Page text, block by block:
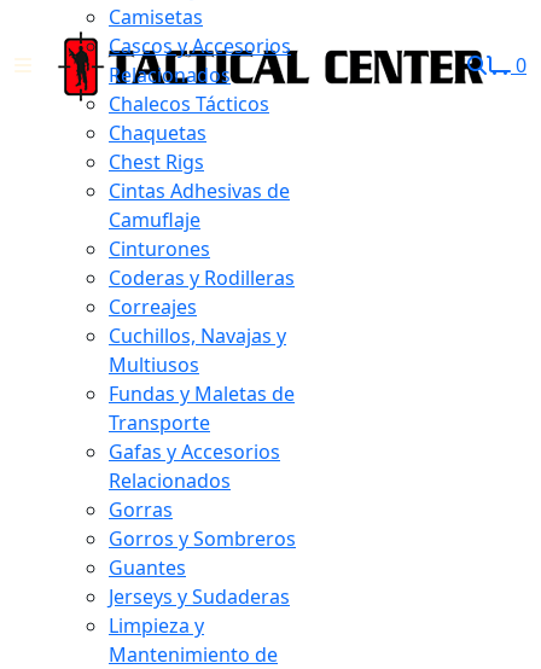
Camisetas
Cascos y Accesorios
Relacionados
Chalecos Tácticos
Chaquetas
Chest Rigs
Cintas Adhesivas de
Camuflaje
Cinturones
Coderas y Rodilleras
Correajes
Cuchillos, Navajas y
Multiusos
Fundas y Maletas de
Transporte
Gafas y Accesorios
Relacionados
Gorras
Gorros y Sombreros
Guantes
Jerseys y Sudaderas
Limpieza y
Mantenimiento de
0